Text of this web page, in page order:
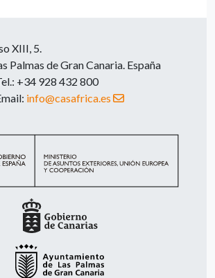
XIII, 5.
Palmas de Gran Canaria. España
+34 928 432 800
info@casafrica.es